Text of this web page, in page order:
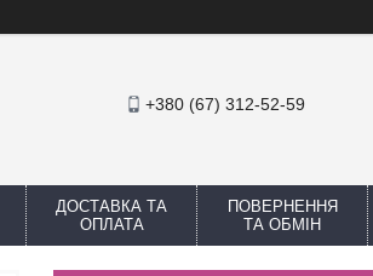
+380 (67) 312-52-59
ДОСТАВКА ТА
ОПЛАТА
ПОВЕРНЕННЯ
ТА ОБМІН